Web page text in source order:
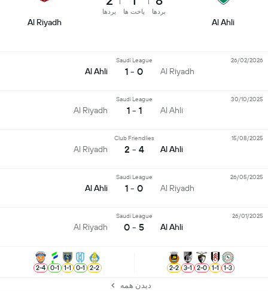
Al Ahli
بردها باخت ها بردها
Al Riyadh
Al Riyadh
Saudi League
0 - 1
Al Ahli
26/02/2026
Al Ahli
Saudi League
1 - 1
Al Riyadh
30/10/2025
Al Ahli
Club Friendlies
4 - 2
Al Riyadh
15/08/2025
Al Riyadh
Saudi League
0 - 1
Al Ahli
26/05/2025
Al Ahli
Saudi League
5 - 0
Al Riyadh
26/01/2025
3
-
1
1
-
1
0
-
2
1
-
3
2
-
2
2
-
2
1
-
0
1
-
1
1
-
0
4
-
2
دیدن همه